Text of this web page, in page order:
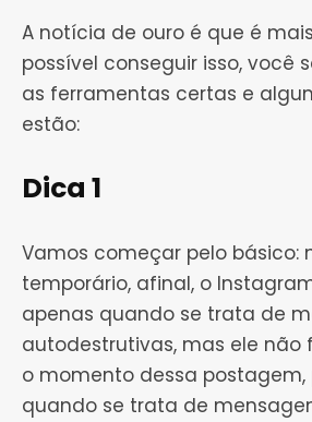
A notícia de ouro é que é
possível conseguir isso, você
as ferramentas certas e
estão:
Dica 1
Vamos começar pelo básico:
temporário, afinal, o
apenas quando se trata de
autodestrutivas, mas ele não
o momento dessa postagem,
quando se trata de